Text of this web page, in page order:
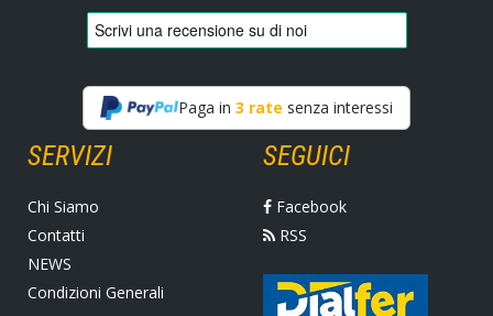
Paga in 3 rate senza interessi
SERVIZI
Chi Siamo
Contatti
NEWS
Condizioni Generali
SEGUICI
Facebook
RSS